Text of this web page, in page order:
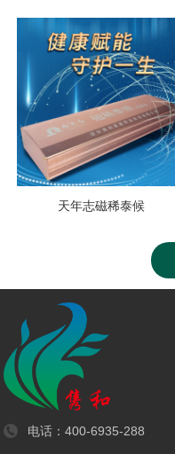
天年志磁稀泰候
电话：400-6935-288